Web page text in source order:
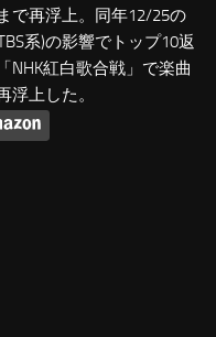
で再浮上。同年12/25の
系)の影響でトップ10返
NHK紅白歌合戦」で楽曲
浮上した。